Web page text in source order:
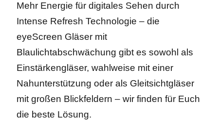
Mehr Energie für digitales Sehen durch
Intense Refresh Technologie – die
eyeScreen Gläser mit
Blaulichtabschwächung gibt es sowohl als
Einstärkengläser, wahlweise mit einer
Nahunterstützung oder als Gleitsichtgläser
mit großen Blickfeldern – wir finden für Euch
die beste Lösung.